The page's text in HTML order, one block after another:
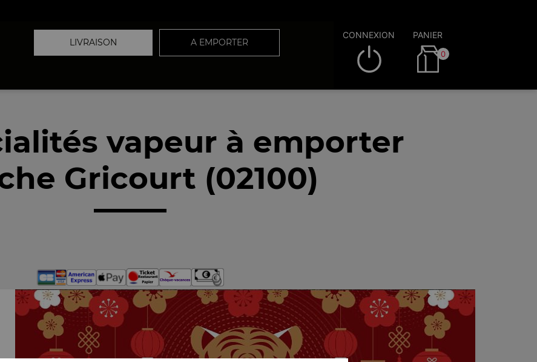
LIVRAISON A EMPORTER
CONNEXION PANIER
0
vapeur à emporter
Gricourt (02100)